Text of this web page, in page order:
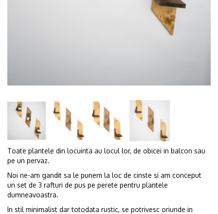
Toate plantele din locuinta au locul lor, de obicei in balcon sau
pe un pervaz.
Noi ne-am gandit sa le punem la loc de cinste si am conceput
un set de 3 rafturi de pus pe perete pentru plantele
dumneavoastra.
In stil minimalist dar totodata rustic, se potrivesc oriunde in